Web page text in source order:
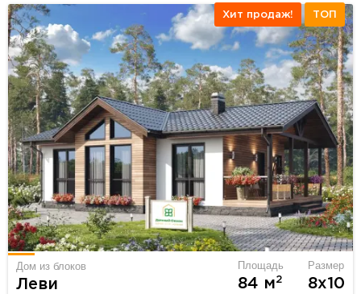
Хит продаж! ТОП
Дом из блоков
Леви
Площадь
84 м2
Размер
8х10